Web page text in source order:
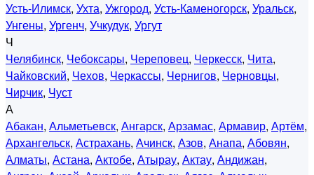
Усть-Илимск, Ухта, Ужгород, Усть-Каменогорск, Уральск,
Унгены, Ургенч, Учкудук, Ургут
Ч
Челябинск, Чебоксары, Череповец, Черкесск, Чита,
Чайковский, Чехов, Черкассы, Чернигов, Черновцы,
Чирчик, Чуст
А
Абакан, Альметьевск, Ангарск, Арзамас, Армавир, Артём,
Архангельск, Астрахань, Ачинск, Азов, Анапа, Абовян,
Алматы, Астана, Актобе, Атырау, Актау, Андижан,